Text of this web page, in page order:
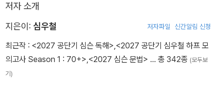
저자 소개
지은이: 심우철 저자파일 신간알림 신청
최근작 : <2027 공단기 심슨 독해>,<2027 공단기 심우철 하프 모
의고사 Season 1 : 70+>,<2027 심슨 문법> … 총 342종 (모두보
기)